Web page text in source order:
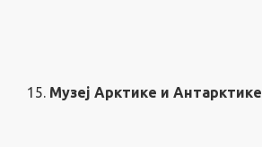
Музеј Арктике и Антарктике